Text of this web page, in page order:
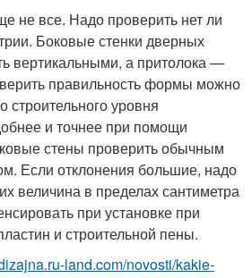
не все. Надо проверить нет ли
Боковые стенки дверных
вертикальными, а притолока —
правильность формы можно
уровня
и точнее при помощи
стены проверить обычным
Если отклонения большие, надо
величина в пределах сантиметра
при установке при
и строительной пены.
land.com/novosti/kakie-